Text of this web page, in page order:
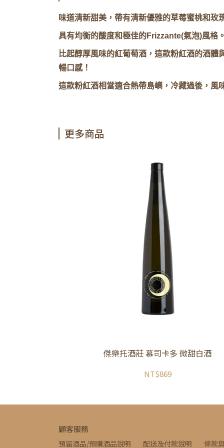
味道清新甜美，帶有清新優雅的草莓蜜桃和玫
具有均衡的酸度和極佳的Frizzante(氣泡)風格
比起醇厚風味的紅葡萄酒，這款粉紅酒的酒
暢口感！
這款粉紅酒相當適合熱帶島嶼，冷藏過後，風
更多商品
傑樂托酒莊 慕司卡多 微甜白酒
NT$869
顧客服務
預留酒品/預購酒品說明 配送及付款說明 條款